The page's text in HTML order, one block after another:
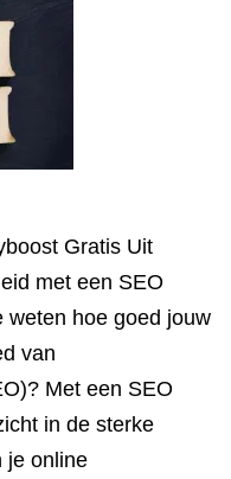
Gratis Uit
met een SEO
weten hoe goed jouw
van
Met een SEO
in de sterke
je online